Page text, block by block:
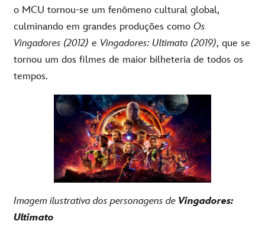
o MCU tornou-se um fenômeno cultural global,
culminando em grandes produções como Os
Vingadores (2012) e Vingadores: Ultimato (2019), que se
tornou um dos filmes de maior bilheteria de todos os
tempos.
Imagem ilustrativa dos personagens de Vingadores:
Ultimato